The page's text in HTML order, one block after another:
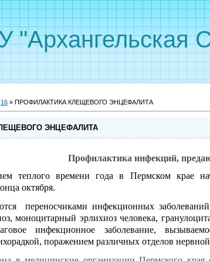
"Архангельская
16 » ПРОФИЛАКТИКА КЛЕЩЕВОГО ЭНЦЕФАЛИТА
ЭНЦЕФАЛИТА
Профилактика инфекций,
теплого времени года в Пермском крае
октября.
переносчиками инфекционных
моноцитарный эрлихиоз человека,
инфекционное заболевание,
поражением различных отделов